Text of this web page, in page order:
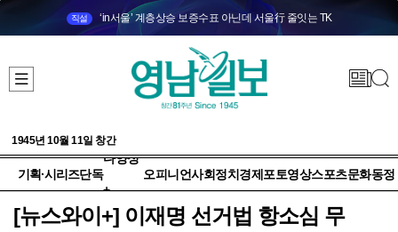
직설 ‘in서울’ 계층상승 보증수표 아닌데 서울行 줄잇는 TK
1945년 10월 11일 창간
기획·시리즈단독
다양성
+
오피니언사회정치 경제 포토영상스포츠문화동정
[뉴스와이+] 이재명 선거법 항소심 무